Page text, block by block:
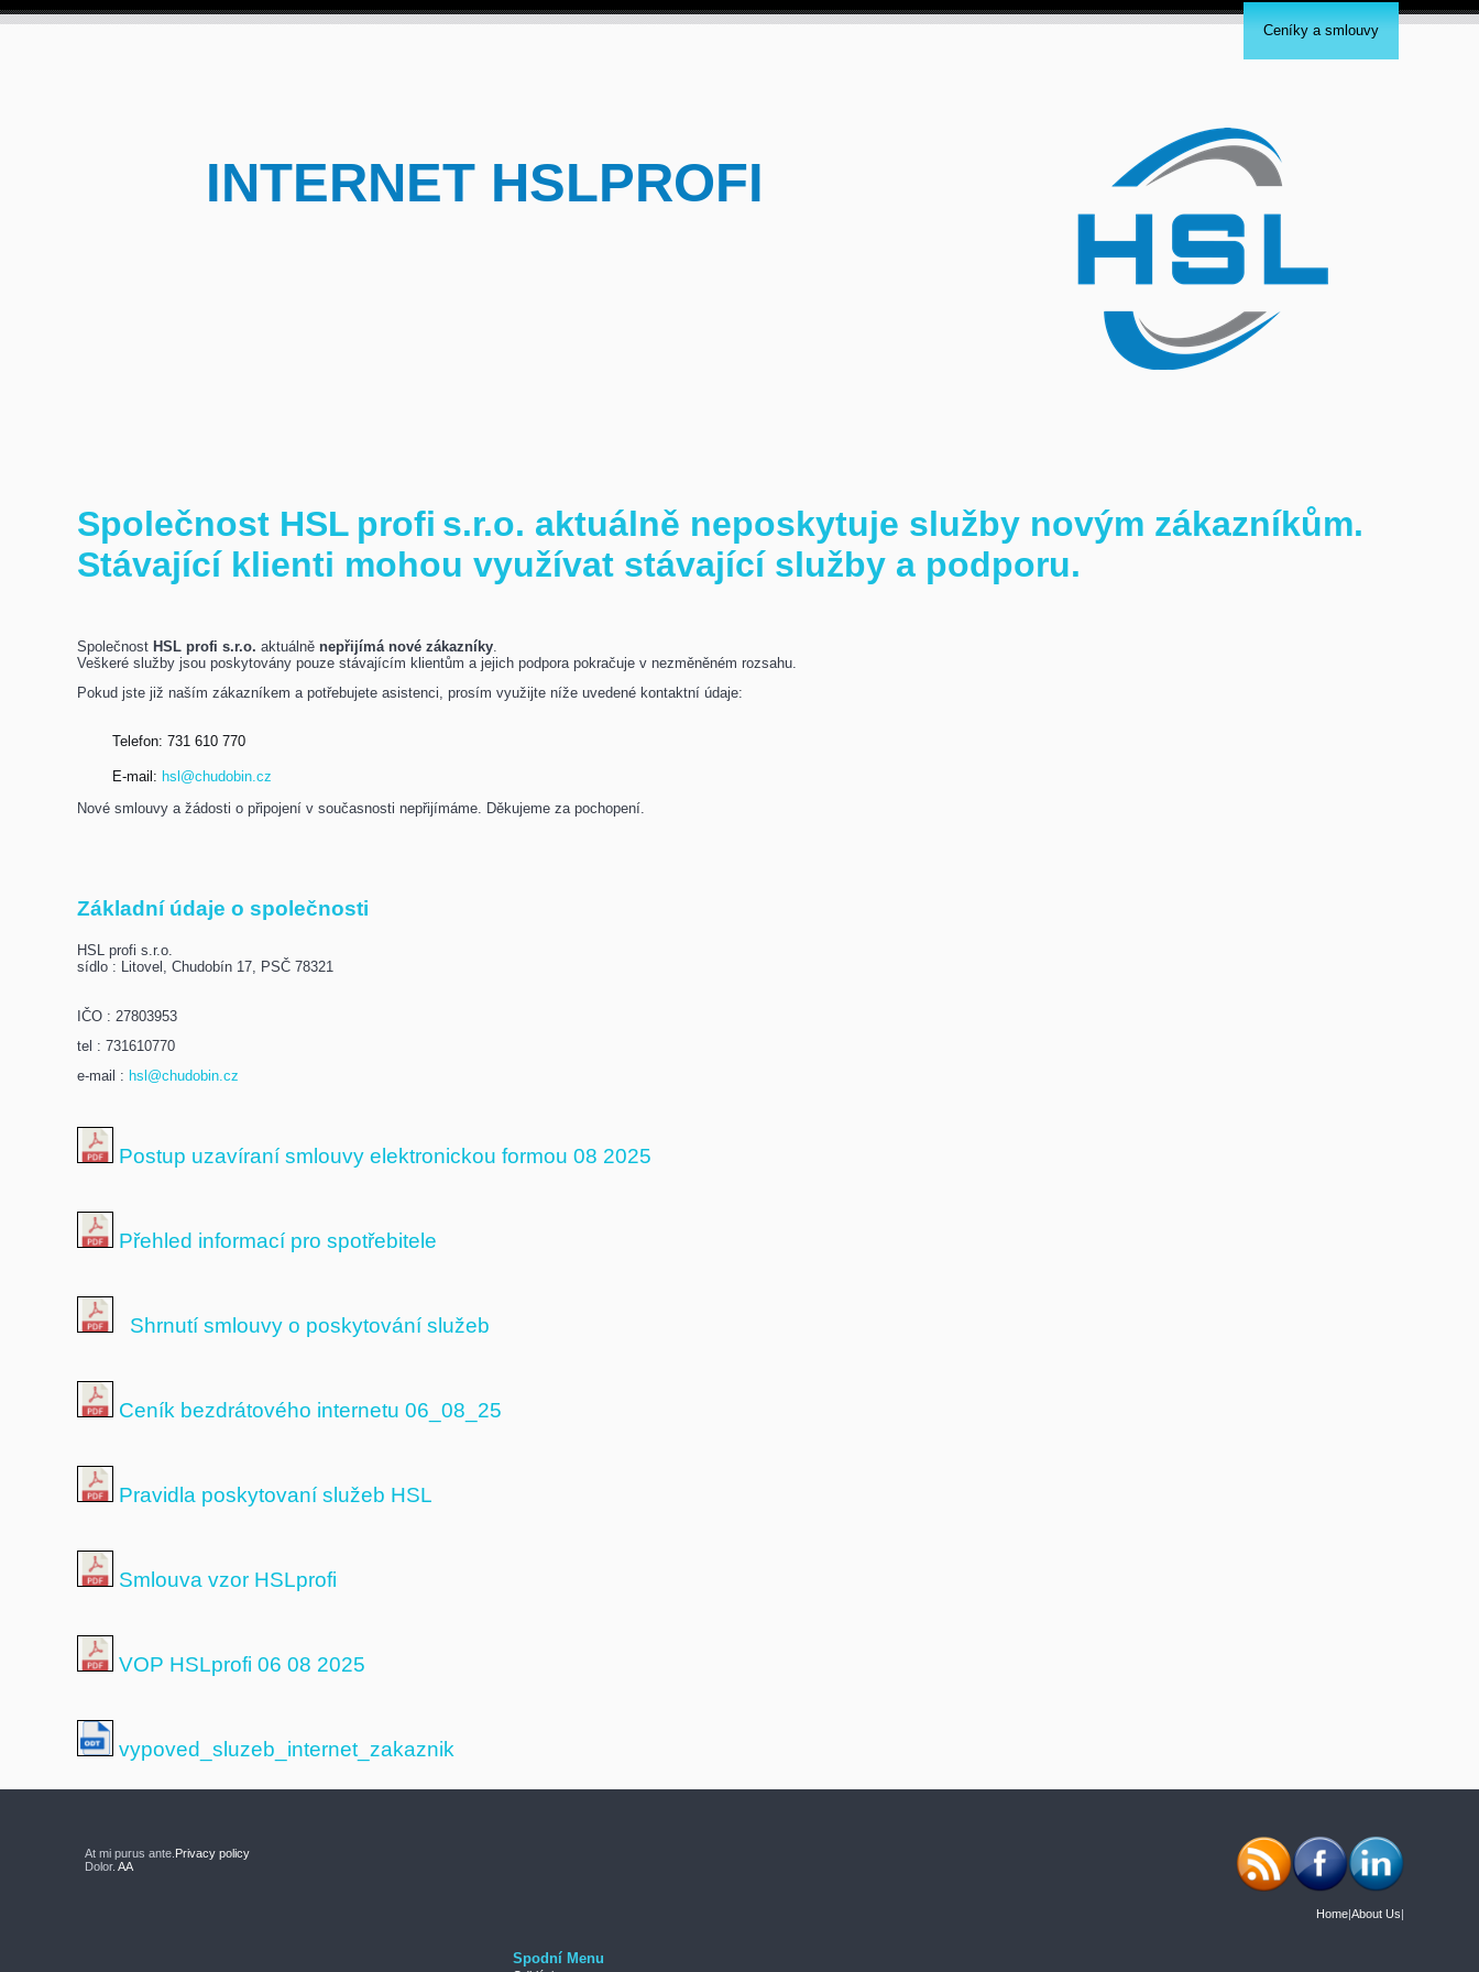
INTERNET HSLPROFI
Ceníky a smlouvy
Společnost HSL profi s.r.o. aktuálně neposkytuje služby novým zákazníkům.
Stávající klienti mohou využívat stávající služby a podporu.
Společnost HSL profi s.r.o. aktuálněnepřijímá nové zákazníky.
Veškeré služby jsou poskytovány pouze stávajícím klientům a jejich podpora pokračuje v nezměněném rozsahu.
Pokud jste již naším zákazníkem a potřebujete asistenci, prosím využijte níže uvedené kontaktní údaje:
Telefon: 731 610 770
E-mail: hsl@chudobin.cz
Nové smlouvy a žádosti o připojení v současnosti nepřijímáme. Děkujeme za pochopení.
Základní údaje o společnosti
HSL profi s.r.o.
sídlo : Litovel, Chudobín 17, PSČ 78321
IČO : 27803953
tel : 731610770
e-mail : hsl@chudobin.cz
Postup uzavíraní smlouvy elektronickou formou 08 2025
Přehled informací pro spotřebitele
Shrnutí smlouvy o poskytování služeb
Ceník bezdrátového internetu 06_08_25
Pravidla poskytovaní služeb HSL
Smlouva vzor HSLprofi
VOP HSLprofi 06 08 2025
vypoved_sluzeb_internet_zakaznik
At mi purus ante. Privacy policy
Dolor.AA
Home|About Us|
Spodní Menu